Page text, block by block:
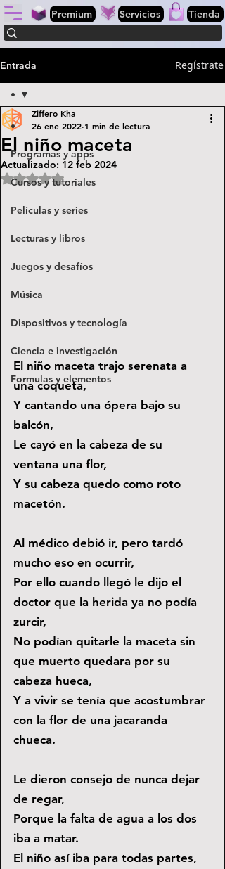
Premium Servicios Tienda
Entrada Regístrate
•
Programas y apps
Cursos y tutoriales
Películas y series
Lecturas y libros
Juegos y desafíos
Música
Dispositivos y tecnología
Ciencia e investigación
Formulas y elementos
•
El niño maceta
Ziffero Kha
26 ene 2022 1 min de lectura
Actualizado: 12 feb 2024
Obtuvo NaN de 5 estrellas.
El niño maceta trajo serenata a
una coqueta,
Y cantando una ópera bajo su
balcón,
Le cayó en la cabeza de su
ventana una flor,
Y su cabeza quedo como roto
macetón.
Al médico debió ir, pero tardó
mucho eso en ocurrir,
Por ello cuando llegó le dijo el
doctor que la herida ya no podía
zurcir,
No podían quitarle la maceta sin
que muerto quedara por su
cabeza hueca,
Y a vivir se tenía que acostumbrar
con la flor de una jacaranda
chueca.
Le dieron consejo de nunca dejar
de regar,
Porque la falta de agua a los dos
iba a matar.
El niño así iba para todas partes,